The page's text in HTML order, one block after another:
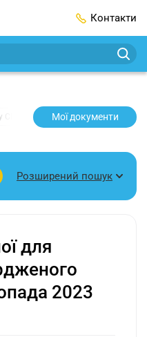
Контакти
СЕРПНІ 2️⃣0️⃣2️⃣7️⃣ Усі
Мої документи
Розширений пошук
для
2023